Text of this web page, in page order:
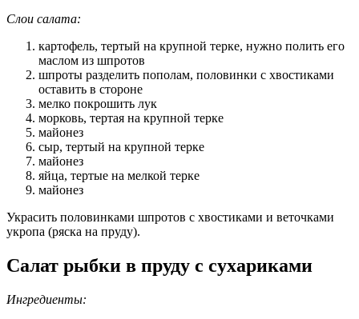
Слои салата:
картофель, тертый на крупной терке, нужно полить его
маслом из шпротов
шпроты разделить пополам, половинки с хвостиками
оставить в стороне
мелко покрошить лук
морковь, тертая на крупной терке
майонез
сыр, тертый на крупной терке
майонез
яйца, тертые на мелкой терке
майонез
Украсить половинками шпротов с хвостиками и веточками
укропа (ряска на пруду).
Салат рыбки в пруду с сухариками
Ингредиенты: